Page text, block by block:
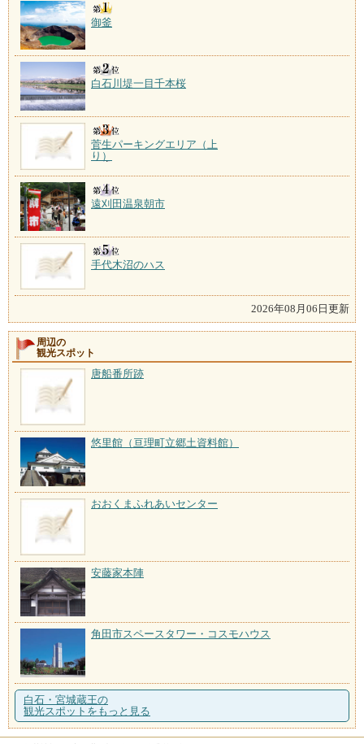
御釜
白石川堤一目千本桜
菅生パーキングエリア（上
り）
遠刈田温泉朝市
手代木沼のハス
2026年08月06日更新
周辺の
観光スポット
唐船番所跡
悠里館（亘理町立郷土資料館）
おおくまふれあいセンター
安藤家本陣
角田市スペースタワー・コスモハウス
白石・宮城蔵王の
観光スポットをもっと見る